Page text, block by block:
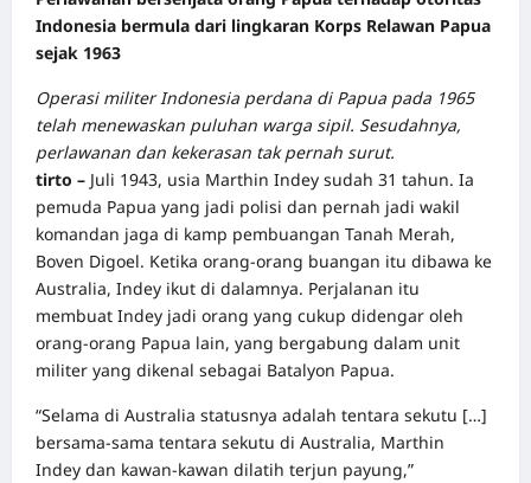
Indonesia bermula dari lingkaran Korps Relawan Papua
sejak 1963
Operasi militer Indonesia perdana di Papua pada 1965
telah menewaskan puluhan warga sipil. Sesudahnya,
perlawanan dan kekerasan tak pernah surut.
tirto – Juli 1943, usia Marthin Indey sudah 31 tahun. Ia
pemuda Papua yang jadi polisi dan pernah jadi wakil
komandan jaga di kamp pembuangan Tanah Merah,
Boven Digoel. Ketika orang-orang buangan itu dibawa ke
Australia, Indey ikut di dalamnya. Perjalanan itu
membuat Indey jadi orang yang cukup didengar oleh
orang-orang Papua lain, yang bergabung dalam unit
militer yang dikenal sebagai Batalyon Papua.
“Selama di Australia statusnya adalah tentara sekutu […]
bersama-sama tentara sekutu di Australia, Marthin
Indey dan kawan-kawan dilatih terjun payung,”